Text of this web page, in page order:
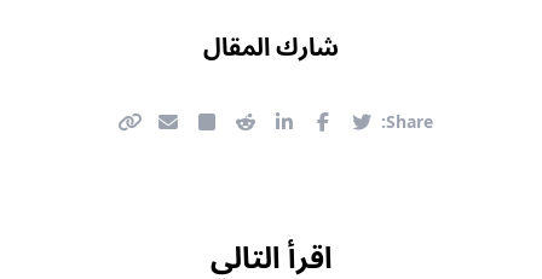
شارك المقال
Share:
اقرأ التالي